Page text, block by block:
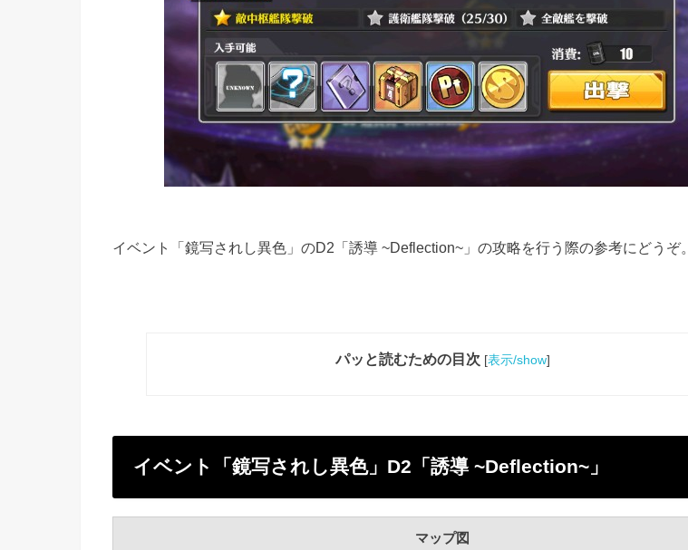
イベント「鏡写されし異色」のD2「誘導 ~Deflection~」の攻略を行う際の参考にどうぞ。
パッと読むための目次 [表示/show]
イベント「鏡写されし異色」D2「誘導 ~Deflection~」
マップ図